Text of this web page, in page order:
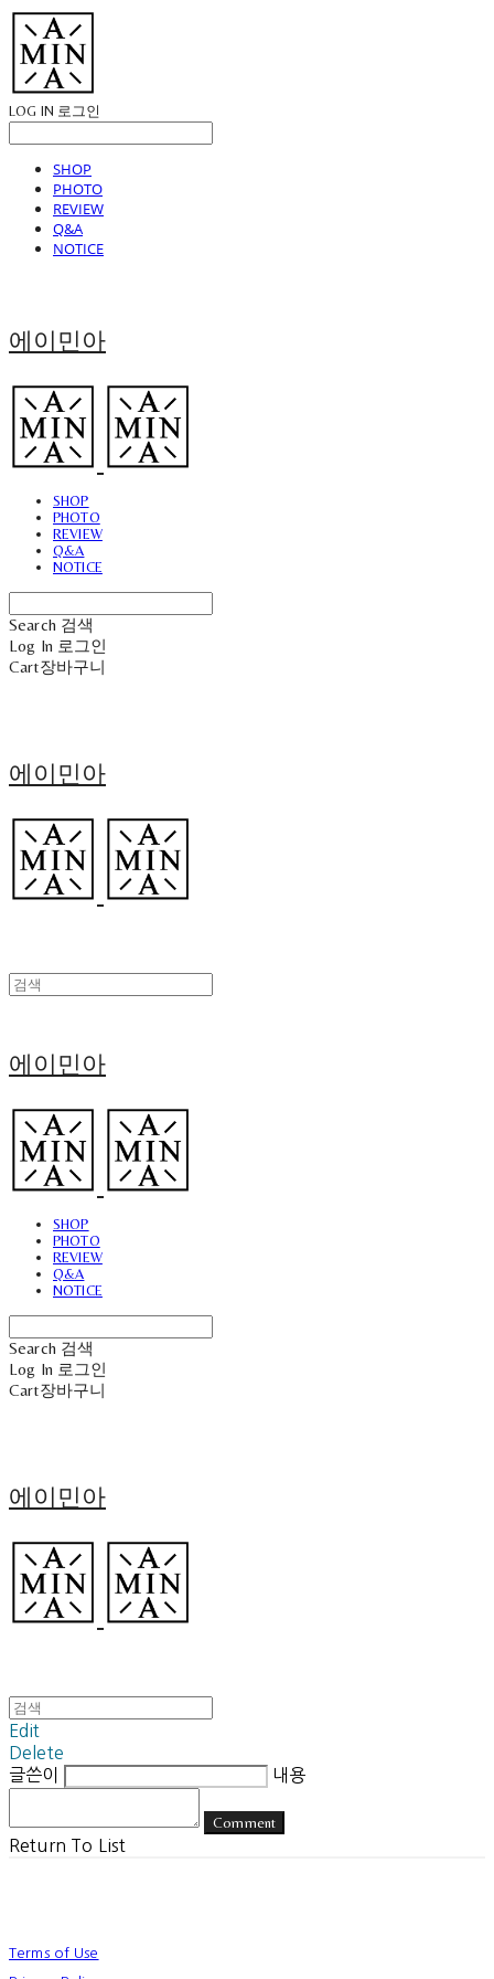
LOG IN 로그인
SHOP
PHOTO
REVIEW
Q&A
NOTICE
에이민아
SHOP
PHOTO
REVIEW
Q&A
NOTICE
Search 검색
Log In 로그인
Cart장바구니
에이민아
에이민아
SHOP
PHOTO
REVIEW
Q&A
NOTICE
Search 검색
Log In 로그인
Cart장바구니
에이민아
Edit
Delete
글쓴이
내용
Comment
Return To List
Terms of Use